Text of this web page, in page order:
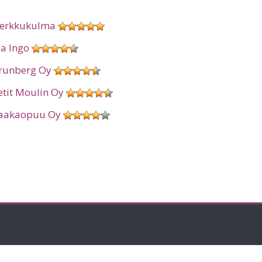
Ingo
Oy
Moulin Oy
Oy